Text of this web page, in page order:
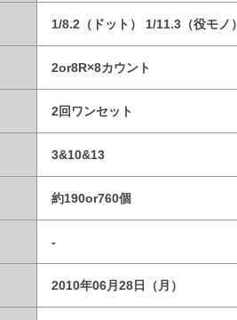
1/8.2（ドット） 1/11.3（役モノ）
2or8R×8カウント
2回ワンセット
3&10&13
約190or760個
-
2010年06月28日（月）